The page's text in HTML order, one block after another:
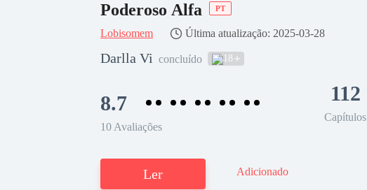
Poderoso Alfa PT
Lobisomem Última atualização: 2025-03-28
Darlla Vi concluído 18
8.7
10 Avaliações
112
Capítulos
Ler Adicionado